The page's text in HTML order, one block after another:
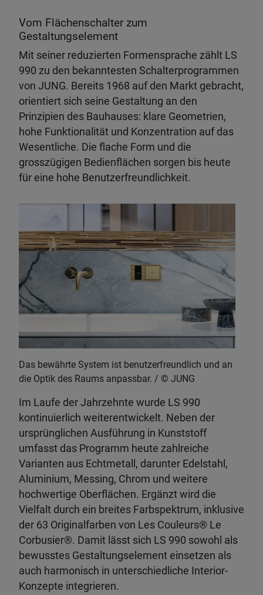
Vom Flächenschalter zum
Gestaltungselement
Mit seiner reduzierten Formensprache zählt LS
990 zu den bekanntesten Schalterprogrammen
von JUNG. Bereits 1968 auf den Markt gebracht,
orientiert sich seine Gestaltung an den
Prinzipien des Bauhauses: klare Geometrien,
hohe Funktionalität und Konzentration auf das
Wesentliche. Die flache Form und die
grosszügigen Bedienflächen sorgen bis heute
für eine hohe Benutzerfreundlichkeit.
Das bewährte System ist benutzerfreundlich und an
die Optik des Raums anpassbar.
JUNG
Im Laufe der Jahrzehnte wurde LS 990
kontinuierlich weiterentwickelt. Neben der
ursprünglichen Ausführung in Kunststoff
umfasst das Programm heute zahlreiche
Varianten aus Echtmetall, darunter Edelstahl,
Aluminium, Messing, Chrom und weitere
hochwertige Oberflächen. Ergänzt wird die
Vielfalt durch ein breites Farbspektrum, inklusive
der 63 Originalfarben von Les Couleurs® Le
Corbusier®. Damit lässt sich LS 990 sowohl als
bewusstes Gestaltungselement einsetzen als
auch harmonisch in unterschiedliche Interior-
Konzepte integrieren.